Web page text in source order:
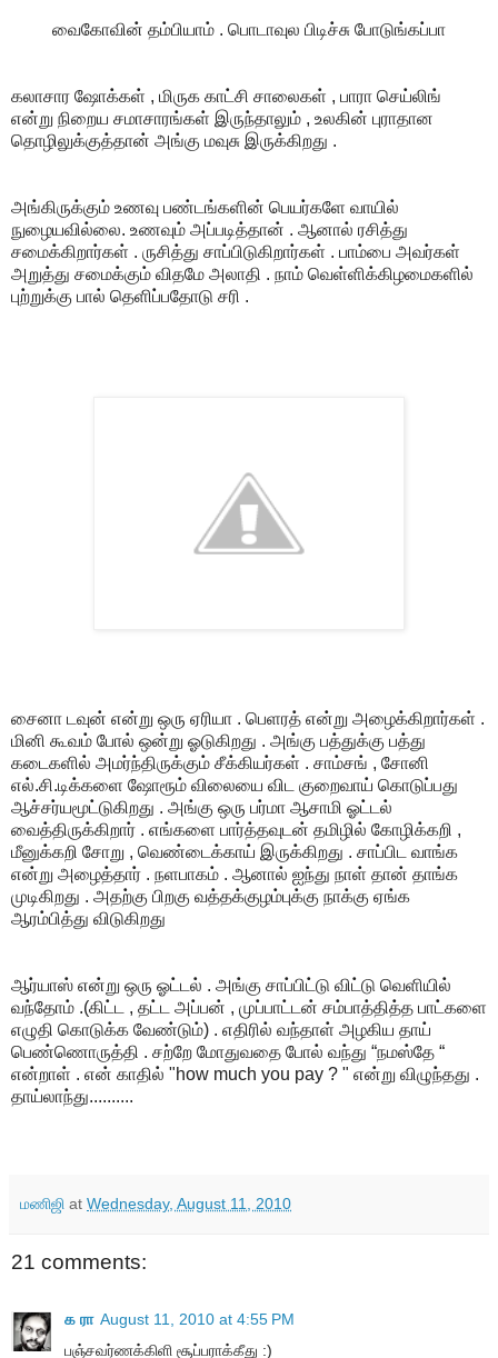
வைகோவின் தம்பியாம் . பொடாவுல பிடிச்சு போடுங்கப்பா
கலாசார ஷோக்கள் , மிருக காட்சி சாலைகள் , பாரா செய்லிங்
என்று நிறைய சமாசாரங்கள் இருந்தாலும் , உலகின் புராதான
தொழிலுக்குத்தான் அங்கு மவுசு இருக்கிறது .
அங்கிருக்கும் உணவு பண்டங்களின் பெயர்களே வாயில்
நுழையவில்லை. உணவும் அப்படித்தான் . ஆனால் ரசித்து
சமைக்கிறார்கள் . ருசித்து சாப்பிடுகிறார்கள் . பாம்பை அவர்கள்
அறுத்து சமைக்கும் விதமே அலாதி . நாம் வெள்ளிக்கிழமைகளில்
புற்றுக்கு பால் தெளிப்பதோடு சரி .
சைனா டவுன் என்று ஒரு ஏரியா . பெளரத் என்று அழைக்கிறார்கள் .
மினி கூவம் போல் ஒன்று ஓடுகிறது . அங்கு பத்துக்கு பத்து
கடைகளில் அமர்ந்திருக்கும் சீக்கியர்கள் . சாம்சங் , சோனி
எல்.சி.டிக்களை ஷோரூம் விலையை விட குறைவாய் கொடுப்பது
ஆச்சர்யமூட்டுகிறது . அங்கு ஒரு பர்மா ஆசாமி ஓட்டல்
வைத்திருக்கிறார் . எங்களை பார்த்தவுடன் தமிழில் கோழிக்கறி ,
மீனுக்கறி சோறு , வெண்டைக்காய் இருக்கிறது . சாப்பிட வாங்க
என்று அழைத்தார் . நளபாகம் . ஆனால் ஐந்து நாள் தான் தாங்க
முடிகிறது . அதற்கு பிறகு வத்தக்குழம்புக்கு நாக்கு ஏங்க
ஆரம்பித்து விடுகிறது
ஆர்யாஸ் என்று ஒரு ஓட்டல் . அங்கு சாப்பிட்டு விட்டு வெளியில்
வந்தோம் .(கிட்ட , தட்ட அப்பன் , முப்பாட்டன் சம்பாத்தித்த பாட்களை
எழுதி கொடுக்க வேண்டும்) . எதிரில் வந்தாள் அழகிய தாய்
பெண்ணொருத்தி . சற்றே மோதுவதை போல் வந்து “நமஸ்தே “
என்றாள் . என் காதில் "how much you pay ? " என்று விழுந்தது .
தாய்லாந்து..........
மணிஜி at Wednesday, August 11, 2010
21 comments:
க ரா August 11, 2010 at 4:55 PM
பஞ்சவர்ணக்கிளி சூப்பராக்கீது :)